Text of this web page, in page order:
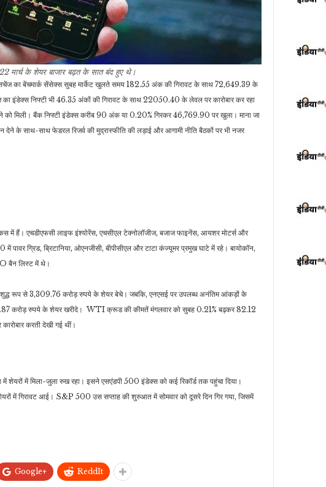
मार्च के शेयर बाजार बढ़त के सात बंद हुए थे।
का बेंचमार्क सेंसेक्स सुबह मार्केट खुलते समय 182.55 अंक की गिरावट के साथ 72,649.39 के
इंडेक्स निफ्टी भी 46.35 अंकों की गिरावट के साथ 22050.40 के लेवल पर कारोबार कर रहा
को मिली। बैंक निफ्टी इंडेक्स करीब 90 अंक या 0.20% गिरकर 46,769.90 पर खुला। माना जा
के साथ-साथ फेडरल रिजर्व की मुद्रास्फीति की लड़ाई और आगामी नीति बैठकों पर भी नजर
में हैं। एचडीएफसी लाइफ इंश्योरेंस, एचसीएल टेक्नोलॉजीज, बजाज फाइनेंस, आयशर मोटर्स और
में पावर ग्रिड, ब्रिटानिया, ओएनजीसी, बीपीसीएल और टाटा कंज्यूमर प्रमुख घाटे में रहे। बायोकॉन,
बैन लिस्ट में थे।
रूप से 3,309.76 करोड़ रुपये के शेयर बेचे। जबकि, एनएसई पर उपलब्ध अनंतिम आंकड़ों के
करोड़ रुपये के शेयर खरीदे। WTI क्रूड की कीमतें मंगलवार को सुबह 0.21% बढ़कर 82.12
करती देखी गई थीं।
में शेयरों में मिला-जुला रुख रहा। इसने एसएंडपी 500 इंडेक्स को कई रिकॉर्ड तक पहुंचा दिया।
में गिरावट आई। S&P 500 उस सप्ताह की शुरुआत में सोमवार को दूसरे दिन गिर गया, जिसमें
Google+ ReddIt
ओडिशा में
स्थापित…
राजनीति
पोप फ्रांसिस का अंतिम संस्कार
होने के बाद समाधि स्थल जनता
के…
जीवन शैली
रौद्योगिकी
BSNL ने अपने लाखों यूजर्स
Airtel,…
इंडिया